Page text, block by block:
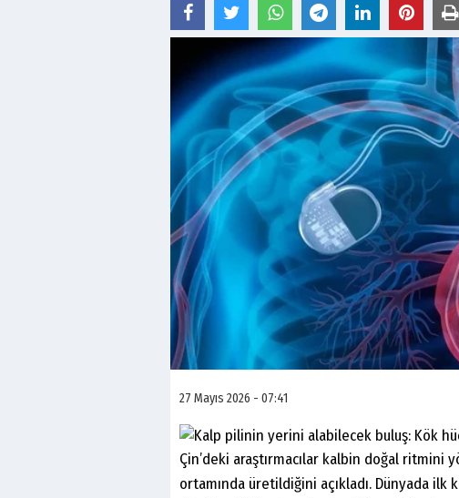
27 Mayıs 2026 - 07:41
Çin’deki araştırmacılar kalbin doğal
ortamında üretildiğini açıkladı. Dünyada